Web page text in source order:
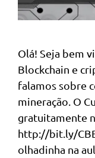
Olá! Seja bem
Blockchain e
falamos sobre
mineração. O
gratuitamente
http://bit.ly/
olhadinha na